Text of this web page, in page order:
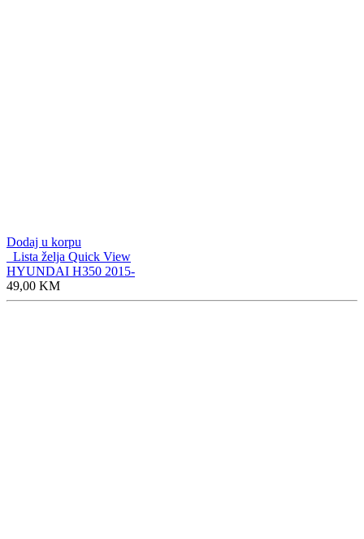
Dodaj u korpu
Lista želja Quick View
HYUNDAI H350 2015-
49,00 KM